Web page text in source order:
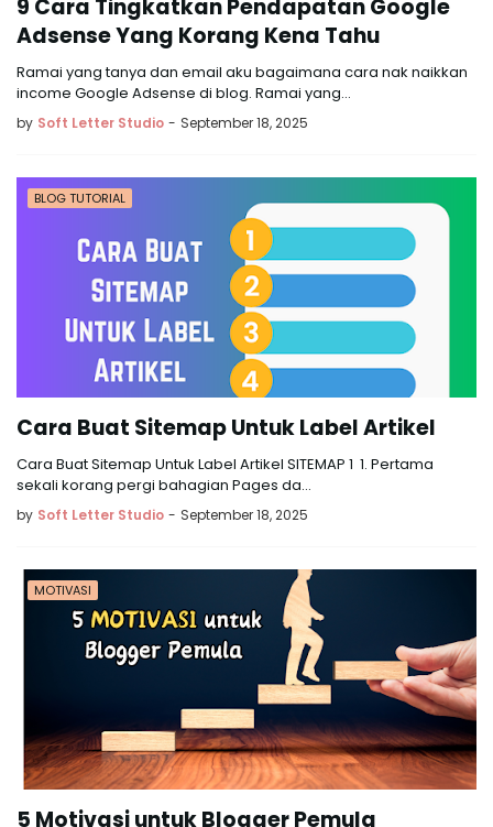
9 Cara Tingkatkan Pendapatan Google
Adsense Yang Korang Kena Tahu
Ramai yang tanya dan email aku bagaimana cara nak naikkan
income Google Adsense di blog. Ramai yang…
by Soft Letter Studio - September 18, 2025
BLOG TUTORIAL
Cara Buat Sitemap Untuk Label Artikel
Cara Buat Sitemap Untuk Label Artikel SITEMAP 1 1. Pertama
sekali korang pergi bahagian Pages da…
by Soft Letter Studio - September 18, 2025
MOTIVASI
5 Motivasi untuk Blogger Pemula